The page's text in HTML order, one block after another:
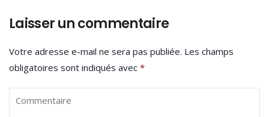
Laisser un commentaire
Votre adresse e-mail ne sera pas publiée. Les champs
obligatoires sont indiqués avec *